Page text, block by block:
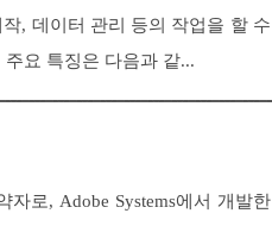
, 데이터 관리 등의 작업을 할 수
요 특징은 다음과 같...
자로, Adobe Systems에서 개발한